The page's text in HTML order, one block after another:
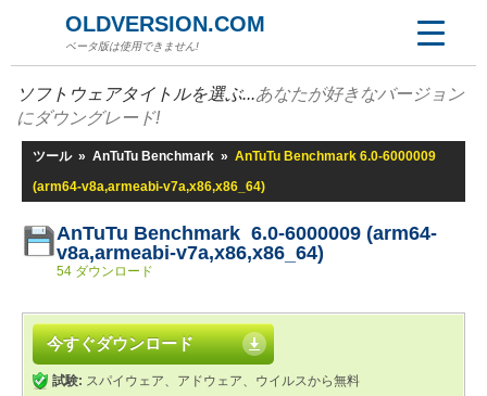
OLDVERSION.COM
ベータ版は使用できません!
ソフトウェアタイトルを選ぶ...あなたが好きなバージョン
にダウングレード!
ツール » AnTuTu Benchmark » AnTuTu Benchmark 6.0-6000009
(arm64-v8a,armeabi-v7a,x86,x86_64)
AnTuTu Benchmark 6.0-6000009 (arm64-
v8a,armeabi-v7a,x86,x86_64)
54 ダウンロード
今すぐダウンロード
試験: スパイウェア、アドウェア、ウイルスから無料